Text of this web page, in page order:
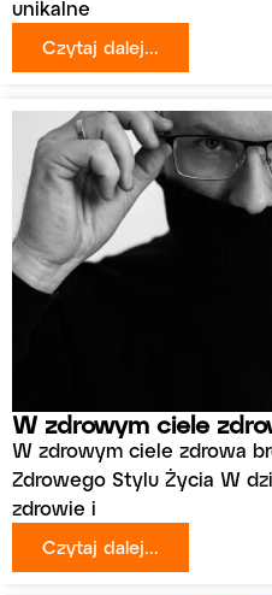
unikalne
Czytaj dalej...
W zdrowym ciele
W zdrowym ciele zdrowa
Zdrowego Stylu Życia W
zdrowie i
Czytaj dalej...